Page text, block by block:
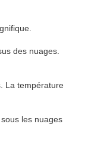
des nuages.
La température
les nuages